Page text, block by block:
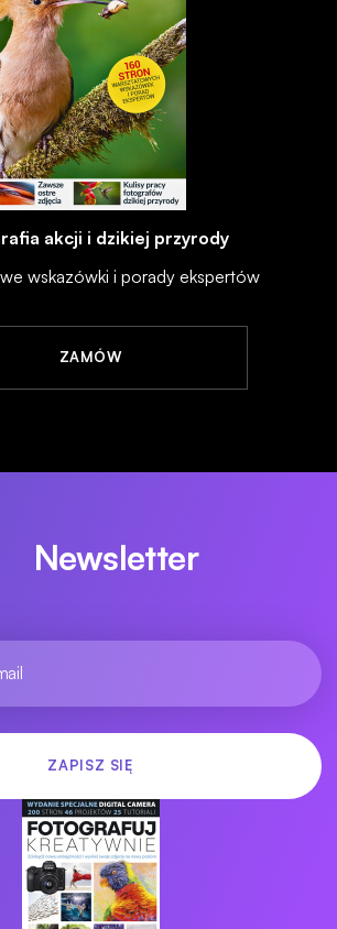
akcji i dzikiej przyrody
wskazówki i porady ekspertów
ZAMÓW
Newsletter